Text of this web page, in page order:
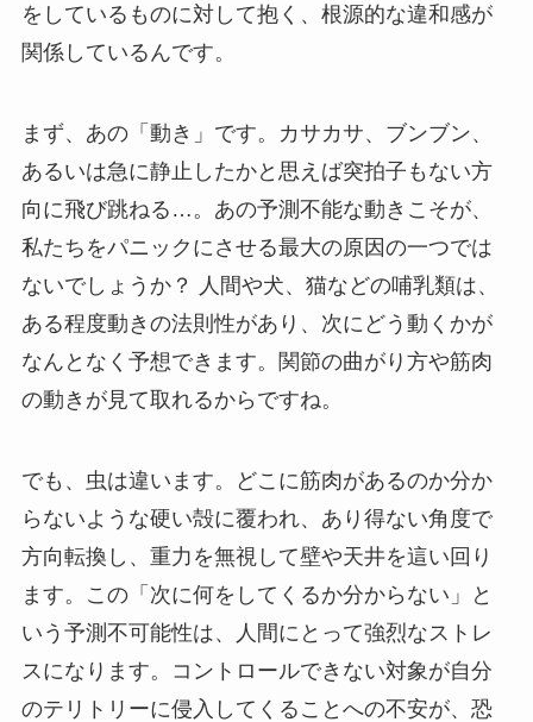
をしているものに対して抱く、根源的な違和感が
関係しているんです。
まず、あの「動き」です。カサカサ、ブンブン、
あるいは急に静止したかと思えば突拍子もない方
向に飛び跳ねる…。あの予測不能な動きこそが、
私たちをパニックにさせる最大の原因の一つでは
ないでしょうか？ 人間や犬、猫などの哺乳類は、
ある程度動きの法則性があり、次にどう動くかが
なんとなく予想できます。関節の曲がり方や筋肉
の動きが見て取れるからですね。
でも、虫は違います。どこに筋肉があるのか分か
らないような硬い殻に覆われ、あり得ない角度で
方向転換し、重力を無視して壁や天井を這い回り
ます。この「次に何をしてくるか分からない」と
いう予測不可能性は、人間にとって強烈なストレ
スになります。コントロールできない対象が自分
のテリトリーに侵入してくることへの不安が、恐